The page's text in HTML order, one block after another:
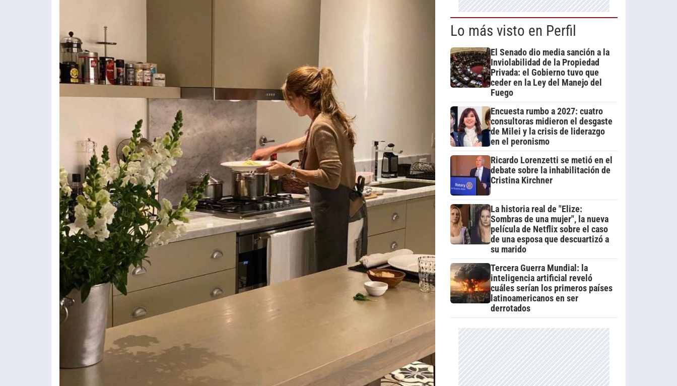
Lo más visto en Perfil
El Senado dio media sanción a la
Inviolabilidad de la Propiedad
Privada: el Gobierno tuvo que
ceder en la Ley del Manejo del
Fuego
Encuesta rumbo a 2027: cuatro
consultoras midieron el desgaste
de Milei y la crisis de liderazgo
en el peronismo
Ricardo Lorenzetti se metió en el
debate sobre la inhabilitación de
Cristina Kirchner
La historia real de "Elize:
Sombras de una mujer", la nueva
película de Netflix sobre el caso
de una esposa que descuartizó a
su marido
Tercera Guerra Mundial: la
inteligencia artificial reveló
cuáles serían los primeros países
latinoamericanos en ser
derrotados